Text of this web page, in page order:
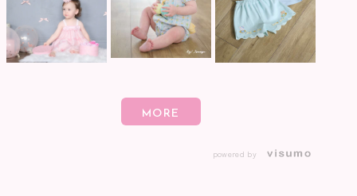
powered by